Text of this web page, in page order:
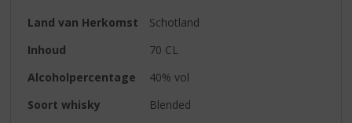
Land van Herkomst
Schotland
Inhoud
70 CL
Alcoholpercentage
40% vol
Soort whisky
Blended